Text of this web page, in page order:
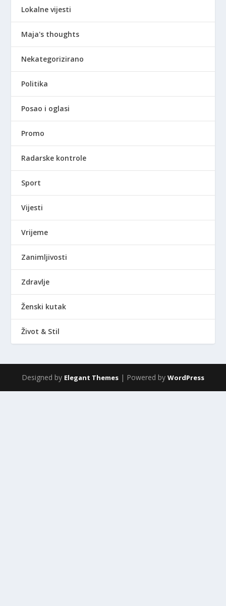
Lokalne vijesti
Maja's thoughts
Nekategorizirano
Politika
Posao i oglasi
Promo
Radarske kontrole
Sport
Vijesti
Vrijeme
Zanimljivosti
Zdravlje
Ženski kutak
Život & Stil
Designed by Elegant Themes | Powered by WordPress